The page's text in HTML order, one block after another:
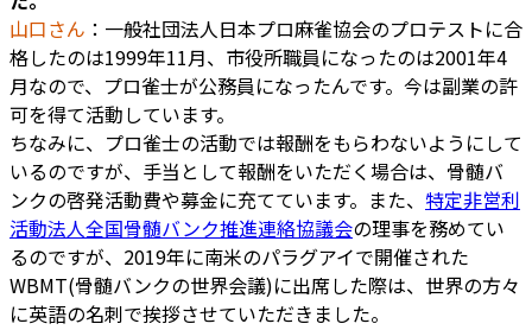
山口さん ：一般社団法人日本プロ麻雀協会のプロテストに合
格したのは1999年11月、市役所職員になったのは2001年4
月なので、プロ雀士が公務員になったんです。今は副業の許
可を得て活動しています。
ちなみに、プロ雀士の活動では報酬をもらわないようにして
いるのですが、手当として報酬をいただく場合は、骨髄バ
ンクの啓発活動費や募金に充てています。また、 特定非営利
活動法人全国骨髄バンク推進連絡協議会の理事を務めてい
るのですが、2019年に南米のパラグアイで開催された
WBMT(骨髄バンクの世界会議)に出席した際は、世界の方々
に英語の名刺で挨拶させていただきました。